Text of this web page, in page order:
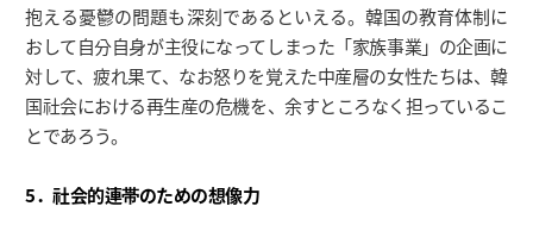
抱える憂鬱の問題も深刻であるといえる。韓国の教育体制に
おして自分自身が主役になってしまった「家族事業」の企画に
対して、疲れ果て、なお怒りを覚えた中産層の女性たちは、韓
国社会における再生産の危機を、余すところなく担っているこ
とであろう。
5．社会的連帯のための想像力